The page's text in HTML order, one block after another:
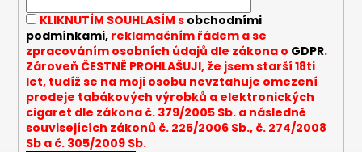
e
e
n
a
KLIKNUTÍM SOUHLASÍM s obchodními
podmínkami,reklamačním řádem a se
zpracováním osobních údajů dle zákona o GDPR.
Zároveň ČESTNĚ PROHLAŠUJI, že jsem starší 18ti
let, tudíž se na moji osobu nevztahuje omezení
prodeje tabákových výrobků a elektronických
cigaret dle zákona č. 379/2005 Sb. a následně
souvisejících zákonů č. 225/2006 Sb., č. 274/2008
Sb a č. 305/2009 Sb.